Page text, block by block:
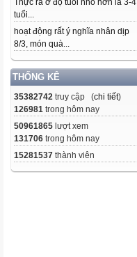
Thực ra ở độ tuổi nhỏ hơn là 3-4
tuổi...
hoạt động rất ý nghĩa nhân dịp
8/3, món quà...
THỐNG KÊ
35382742 truy cập (chi tiết)
126981 trong hôm nay
50961865 lượt xem
131706 trong hôm nay
15281537 thành viên